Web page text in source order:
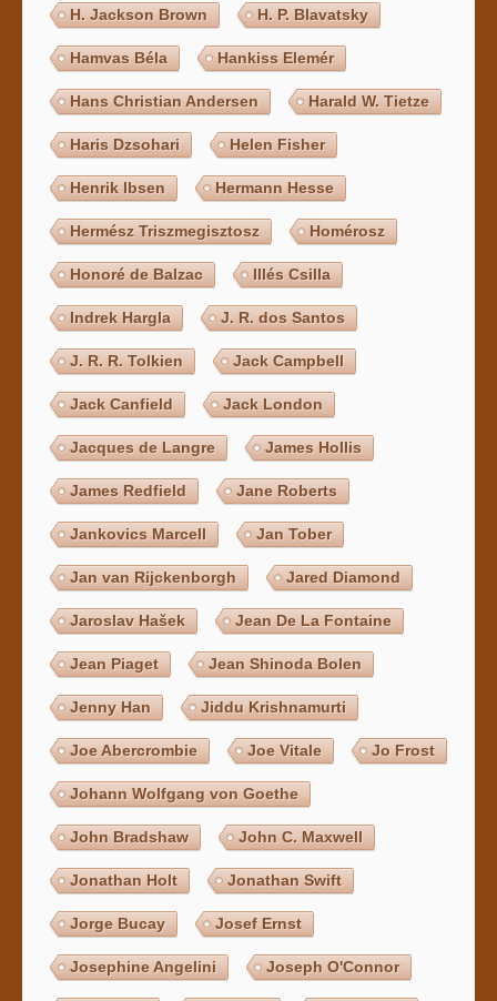
H. Jackson Brown H. P. Blavatsky
Hamvas Béla Hankiss Elemér
Hans Christian Andersen Harald W. Tietze
Haris Dzsohari Helen Fisher
Henrik Ibsen Hermann Hesse
Hermész Triszmegisztosz Homérosz
Honoré de Balzac Illés Csilla
Indrek Hargla J. R. dos Santos
J. R. R. Tolkien Jack Campbell
Jack Canfield Jack London
Jacques de Langre James Hollis
James Redfield Jane Roberts
Jankovics Marcell Jan Tober
Jan van Rijckenborgh Jared Diamond
Jaroslav Hašek Jean De La Fontaine
Jean Piaget Jean Shinoda Bolen
Jenny Han Jiddu Krishnamurti
Joe Abercrombie Joe Vitale Jo Frost
Johann Wolfgang von Goethe
John Bradshaw John C. Maxwell
Jonathan Holt Jonathan Swift
Jorge Bucay Josef Ernst
Josephine Angelini Joseph O'Connor